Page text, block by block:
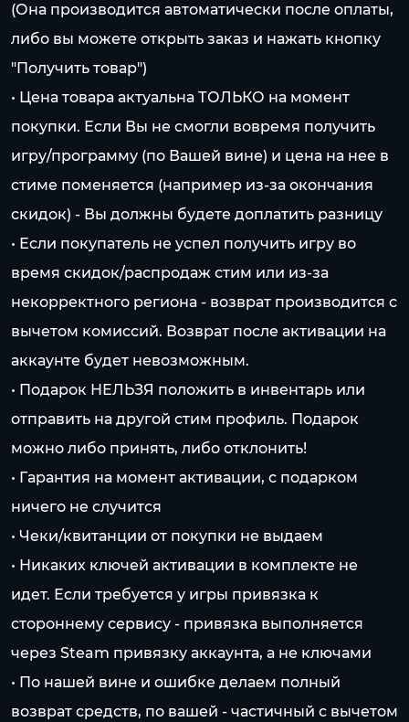
(Она производится автоматически после оплаты,
либо вы можете открыть заказ и нажать кнопку
"Получить товар")
• Цена товара актуальна ТОЛЬКО на момент
покупки. Если Вы не смогли вовремя получить
игру/программу (по Вашей вине) и цена на нее в
стиме поменяется (например из-за окончания
скидок) - Вы должны будете доплатить разницу
• Если покупатель не успел получить игру во
время скидок/распродаж стим или из-за
некорректного региона - возврат производится с
вычетом комиссий. Возврат после активации на
аккаунте будет невозможным.
• Подарок НЕЛЬЗЯ положить в инвентарь или
отправить на другой стим профиль. Подарок
можно либо принять, либо отклонить!
• Гарантия на момент активации, с подарком
ничего не случится
• Чеки/квитанции от покупки не выдаем
• Никаких ключей активации в комплекте не
идет. Если требуется у игры привязка к
стороннему сервису - привязка выполняется
через Steam привязку аккаунта, а не ключами
• По нашей вине и ошибке делаем полный
возврат средств, по вашей - частичный с вычетом